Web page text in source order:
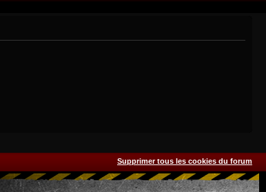
Supprimer tous les cookies du forum